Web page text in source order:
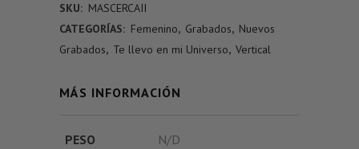
SKU: MASCERCAII
CATEGORÍAS: Femenino, Grabados, Nuevos
Grabados, Te llevo en mi Universo, Vertical
MÁS INFORMACIÓN
PESO
N/D